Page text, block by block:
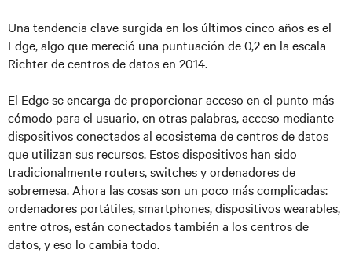
Una tendencia clave surgida en los últimos cinco años es el
Edge, algo que mereció una puntuación de 0,2 en la escala
Richter de centros de datos en 2014.
El Edge se encarga de proporcionar acceso en el punto más
cómodo para el usuario, en otras palabras, acceso mediante
dispositivos conectados al ecosistema de centros de datos
que utilizan sus recursos. Estos dispositivos han sido
tradicionalmente routers, switches y ordenadores de
sobremesa. Ahora las cosas son un poco más complicadas:
ordenadores portátiles, smartphones, dispositivos wearables,
entre otros, están conectados también a los centros de
datos, y eso lo cambia todo.